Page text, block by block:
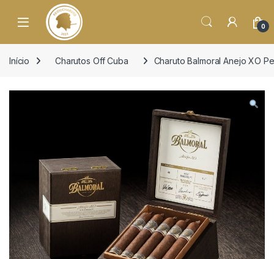
Open 0
Início Charutos Off Cuba Charuto Balmoral Anejo XO